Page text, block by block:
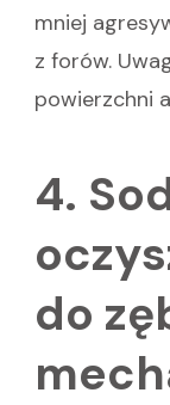
mniej
z forów.
powierzchni
4.
do